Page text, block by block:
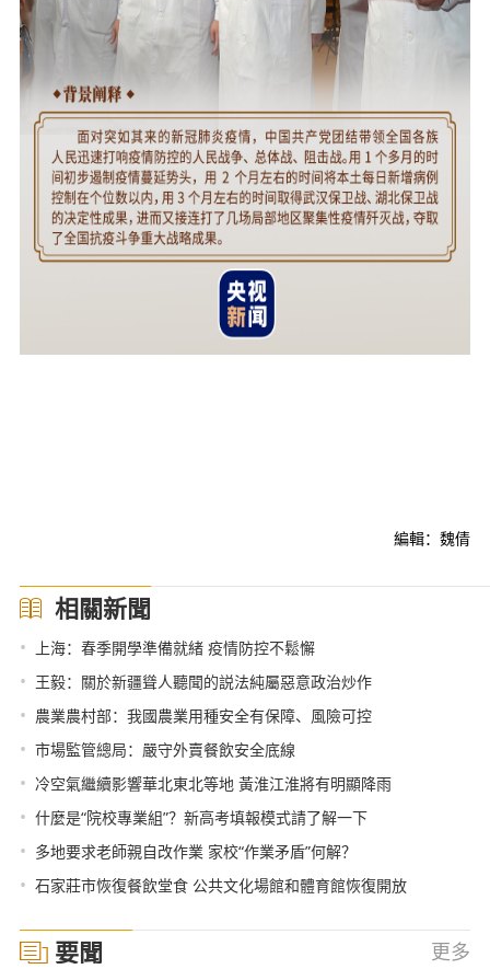
編輯：魏倩
相關新聞
• 上海：春季開學準備就緒 疫情防控不鬆懈
• 王毅：關於新疆聳人聽聞的説法純屬惡意政治炒作
• 農業農村部：我國農業用種安全有保障、風險可控
• 市場監管總局：嚴守外賣餐飲安全底線
• 冷空氣繼續影響華北東北等地 黃淮江淮將有明顯降雨
• 什麼是“院校專業組”？新高考填報模式請了解一下
• 多地要求老師親自改作業 家校“作業矛盾”何解？
• 石家莊市恢復餐飲堂食 公共文化場館和體育館恢復開放
要聞 更多